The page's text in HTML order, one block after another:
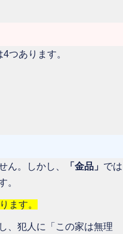
つあります。
ん。しかし、 「金品」 では
。
ます。
、犯人に「この家は無理